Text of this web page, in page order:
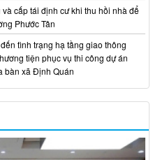
cấp tái định cư khi thu hồi nhà để
Phước Tân
tình trạng hạ tầng giao thông
tiện phục vụ thi công dự án
bàn xã Định Quán